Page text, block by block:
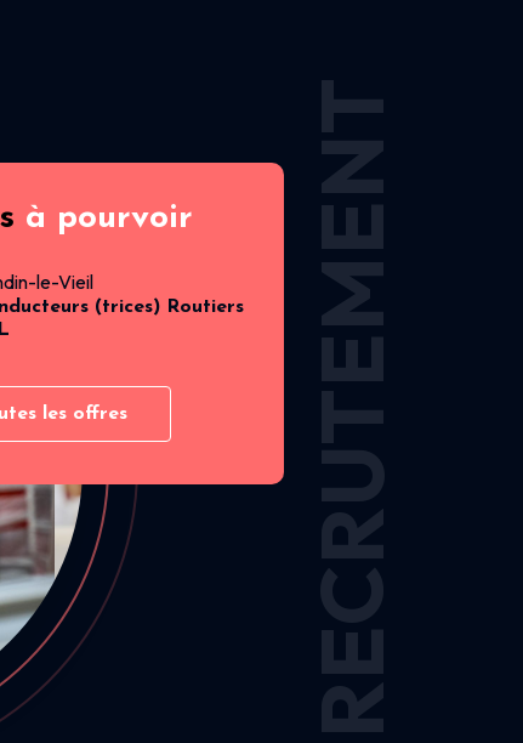
à pourvoir
le-Vieil
(trices) Routiers
les offres RECRUTEMENT